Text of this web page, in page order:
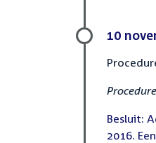
10
Besluit:
2016.